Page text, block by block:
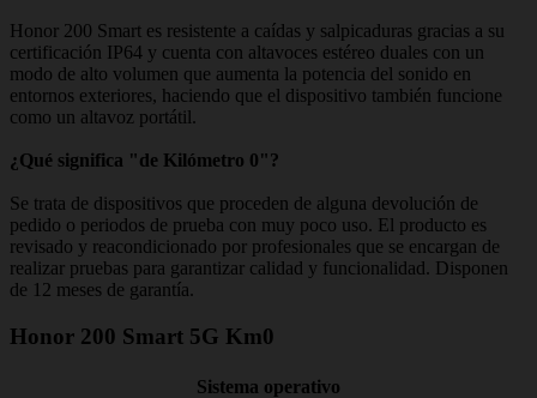
Honor 200 Smart es resistente a caídas y salpicaduras gracias a su
certificación IP64 y cuenta con altavoces estéreo duales con un
modo de alto volumen que aumenta la potencia del sonido en
entornos exteriores, haciendo que el dispositivo también funcione
como un altavoz portátil.
¿Qué significa "de Kilómetro 0"?
Se trata de dispositivos que proceden de alguna devolución de
pedido o periodos de prueba con muy poco uso. El producto es
revisado y reacondicionado por profesionales que se encargan de
realizar pruebas para garantizar calidad y funcionalidad. Disponen
de 12 meses de garantía.
Honor 200 Smart 5G Km0
Sistema operativo